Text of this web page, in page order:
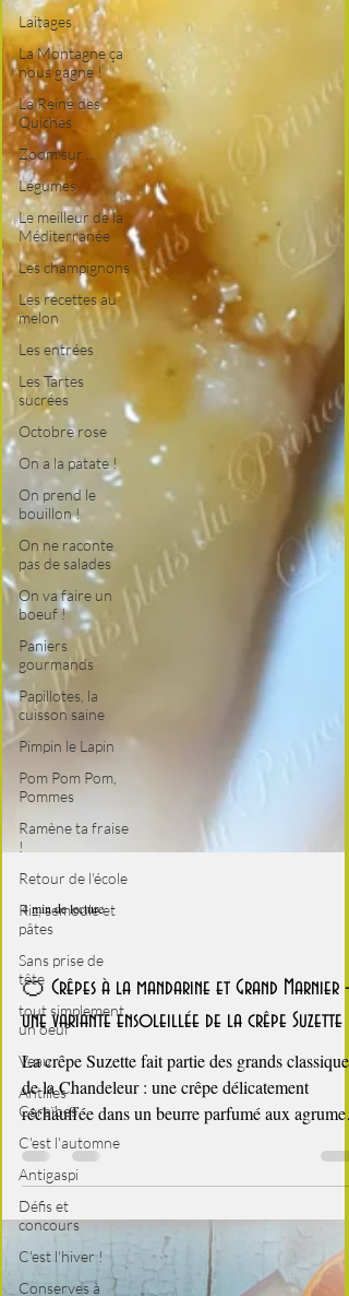
Laitages
La Montagne ça
nous gagne !
La Reine des
Quiches
Zoom sur ...
Légumes
Le meilleur de la
Méditerranée
Les champignons
Les recettes au
melon
Les entrées
Les Tartes
sucrées
Octobre rose
On a la patate !
On prend le
bouillon !
On ne raconte
pas de salades
On va faire un
boeuf !
Paniers
gourmands
Papillotes, la
cuisson saine
Pimpin le Lapin
Pom Pom Pom,
Pommes
Ramène ta fraise
!
Retour de l'école
Riz, semoule et
pâtes
Sans prise de
tête
tout simplement
un oeuf
Veau
Antilles -
Caraïbes
C'est l'automne
Antigaspi
Défis et
concours
C'est l'hiver !
Conserves à
4 min de lecture
La Chandeleur
🍊 Crêpes à la mandarine et Grand Marnier –
une variante ensoleillée de la crêpe Suzette
La crêpe Suzette fait partie des grands classiques
de la Chandeleur : une crêpe délicatement
réchauffée dans un beurre parfumé aux agrumes
et relevée d’une liqueur comme le Cointreau, le
Curaçao ou le Grand Marnier. Un dessert rétro,
élégant, qui évoque les tables familiales et les
dimanches gourmands. Pour cette version, j’ai